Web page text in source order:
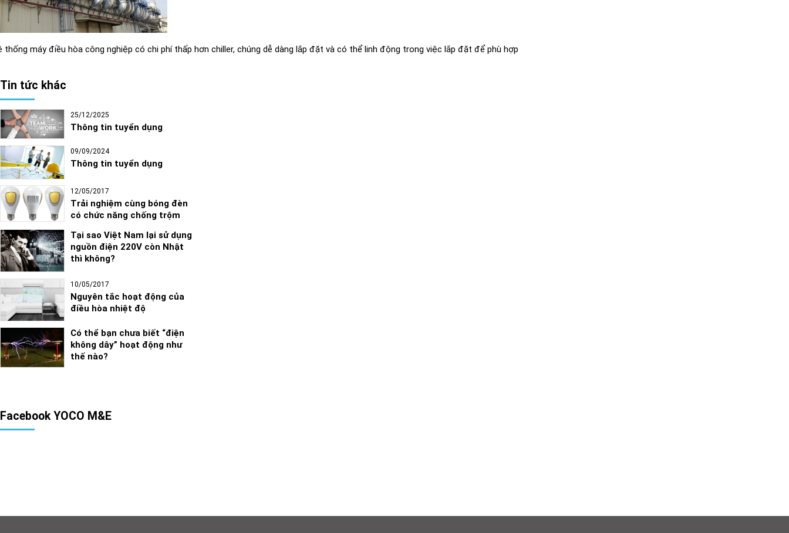
thống máy điều hòa công nghiệp có chi phí thấp hơn chiller, chúng dễ dàng lắp đặt và có thể linh động trong việc lắp đặt để phù hợp
Tin tức khác
25/12/2025
Thông tin tuyển dụng
09/09/2024
Thông tin tuyển dụng
12/05/2017
Trải nghiệm cùng bóng đèn
có chức năng chống trộm
Tại sao Việt Nam lại sử dụng
nguồn điện 220V còn Nhật
thì không?
10/05/2017
Nguyên tắc hoạt động của
điều hòa nhiệt độ
Có thể bạn chưa biết “điện
không dây” hoạt động như
thế nào?
Facebook YOCO M&E